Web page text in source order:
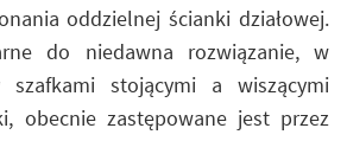
oddzielnej ścianki działowej.
do niedawna rozwiązanie, w
szafkami stojącymi a wiszącymi
obecnie zastępowane jest przez